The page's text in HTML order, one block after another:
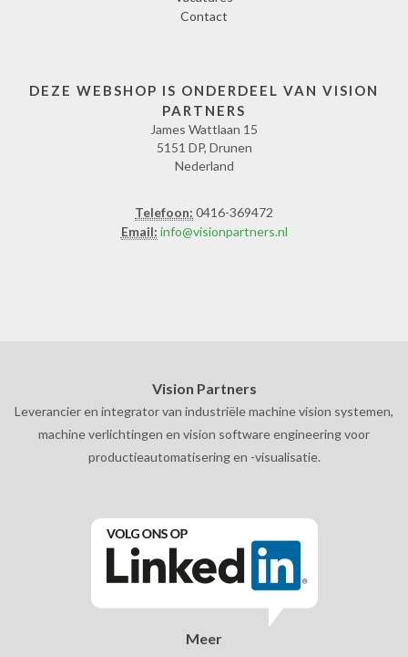
Contact
DEZE WEBSHOP IS ONDERDEEL VAN VISION
PARTNERS
James Wattlaan 15
5151 DP, Drunen
Nederland
Telefoon: 0416-369472
Email: info@visionpartners.nl
Vision Partners
Leverancier en integrator van industriële machine vision systemen,
machine verlichtingen en vision software engineering voor
productieautomatisering en -visualisatie.
Meer